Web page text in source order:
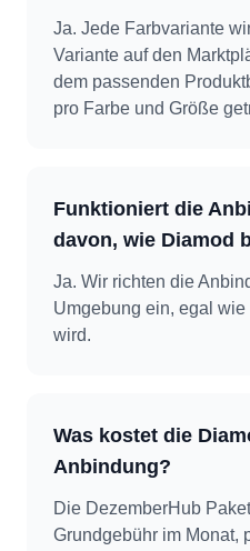
Ja. Jede Farbvariante
Variante auf den
dem passenden
pro Farbe und Größe
Funktioniert die
davon, wie Diamod
Ja. Wir richten die
Umgebung ein, egal
wird.
Was kostet die
Anbindung?
Die DezemberHub
Grundgebühr im Monat,